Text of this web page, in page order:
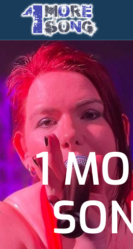
1